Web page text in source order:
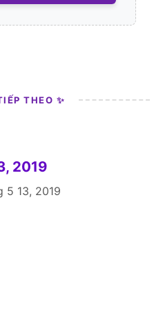
THEO ✨
2019
5 13, 2019